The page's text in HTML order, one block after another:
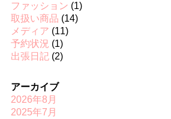
ファッション (1)
取扱い商品 (14)
メディア (11)
予約状況 (1)
出張日記(2)
アーカイブ
2026年8月
2025年7月